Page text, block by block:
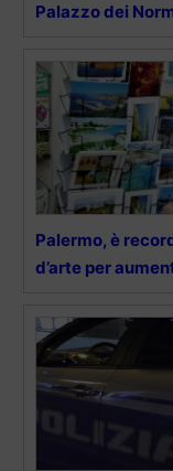
Palazzo dei
Palermo, è
d’arte per